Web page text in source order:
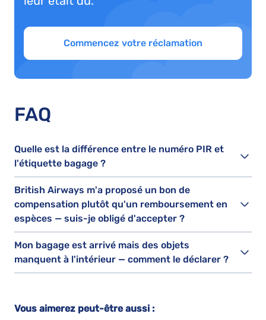
Commencez votre réclamation
FAQ
Quelle est la différence entre le numéro PIR et
l'étiquette bagage ?
British Airways m'a proposé un bon de
compensation plutôt qu'un remboursement en
espèces — suis-je obligé d'accepter ?
Mon bagage est arrivé mais des objets
manquent à l'intérieur — comment le déclarer ?
Vous aimerez peut-être aussi :